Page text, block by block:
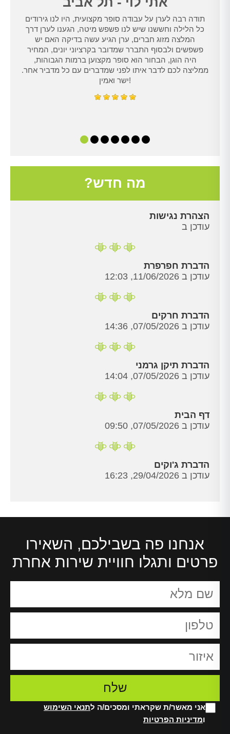
תודה רבה לערן על עבודה סופר מקצועית, היו לנו גירודים
כל הלילה וחששנו שיש לנו פשפש מיטה, הגענו לערן דרך
המלצה מזוג חברים, ערן הגיע עשה בדיקה האם יש
פשפשים ולבסוף התברר שמדובר בקרציוני יונים, המחיר
היה הוגן, הבחור הוא סופר מקצוען ברמות הגבוהות,
ממליצה לכם לדבר איתו לפני שמדברים עם כל מדביר אחר.
ישר ואמין!
מה חדש?
הצהרת נגישות
עודכן ב
הדברת חפרפרת
עודכן ב 11/06/2026, 12:03
הדברת חרקים
עודכן ב 07/05/2026, 14:36
הדברת תיקן גרמני
עודכן ב 07/05/2026, 14:04
דף הבית
עודכן ב 07/05/2026, 09:50
הדברת ג'וקים
עודכן ב 29/04/2026, 16:23
אנחנו פה בשבילכם, השאירו
פרטים ותגלו חוויית שירות אחרת
אני מאשר/ת שקראתי ומסכים/ה לתנאי השימוש
ומדיניות הפרטיות